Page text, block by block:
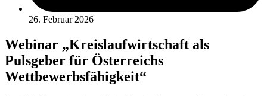
26. Februar 2026
Webinar „Kreislaufwirtschaft als
Pulsgeber für Österreichs
Wettbewerbsfähigkeit“